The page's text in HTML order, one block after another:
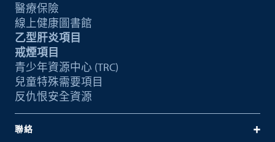
醫療保險
線上健康圖書館
乙型肝炎項目
戒煙項目
青少年資源中心 (TRC)
兒童特殊需要項目
反仇恨安全資源
聯絡